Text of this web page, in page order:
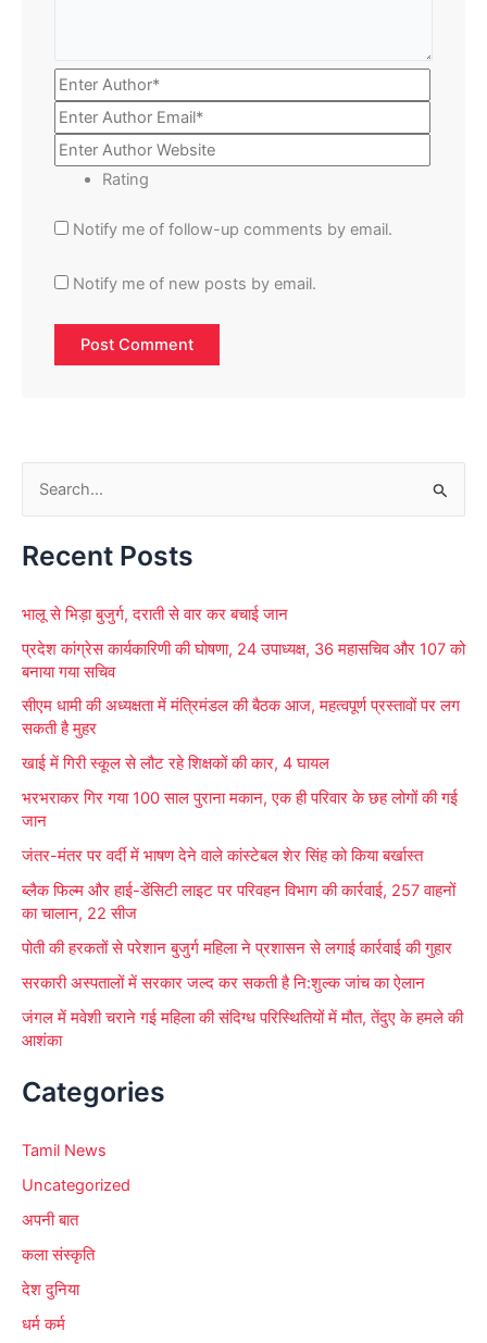
Rating
Notify me of follow-up comments by email.
Notify me of new posts by email.
a
c
h
f
o
Recent Posts
भालू से भिड़ा बुजुर्ग, दराती से वार कर बचाई जान
प्रदेश कांग्रेस कार्यकारिणी की घोषणा, 24 उपाध्यक्ष, 36 महासचिव और 107 को
बनाया गया सचिव
सीएम धामी की अध्यक्षता में मंत्रिमंडल की बैठक आज, महत्वपूर्ण प्रस्तावों पर लग
सकती है मुहर
खाई में गिरी स्कूल से लौट रहे शिक्षकों की कार, 4 घायल
भरभराकर गिर गया 100 साल पुराना मकान, एक ही परिवार के छह लोगों की गई
जान
जंतर-मंतर पर वर्दी में भाषण देने वाले कांस्टेबल शेर सिंह को किया बर्खास्त
ब्लैक फिल्म और हाई-डेंसिटी लाइट पर परिवहन विभाग की कार्रवाई, 257 वाहनों
का चालान, 22 सीज
पोती की हरकतों से परेशान बुजुर्ग महिला ने प्रशासन से लगाई कार्रवाई की गुहार
सरकारी अस्पतालों में सरकार जल्द कर सकती है नि:शुल्क जांच का ऐलान
जंगल में मवेशी चराने गई महिला की संदिग्ध परिस्थितियों में मौत, तेंदुए के हमले की
आशंका
Categories
Tamil News
Uncategorized
अपनी बात
कला संस्कृति
देश दुनिया
धर्म कर्म